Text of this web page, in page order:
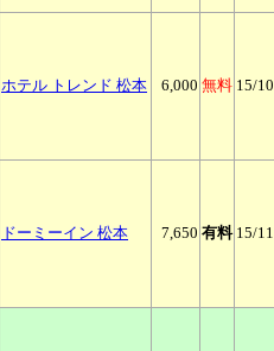
ホテル トレンド 松本 6,000 無料 15/10
ドーミーイン 松本 7,650 有料 15/11